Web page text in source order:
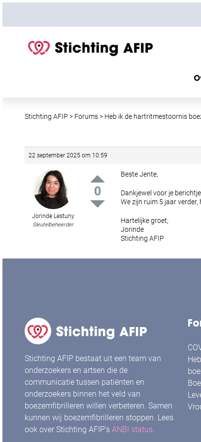
S
Stichting AFIP > Forums> Heb ik de hartritmestoornis
22 september 2025 om 10:59
Jorinde Lestuny
Sleutelbeheerder
0
Beste Jente,
Dankjewel voor je
We zijn ruim 5 jaar verder,
Hartelijke groet,
Jorinde
Stichting AFIP
Stichting AFIP bestaat uit een team van
onderzoekers en artsen die de
communicatie tussen patiënten en
onderzoekers binnen het veld van
boezemfibrilleren willen verbeteren. Samen
kunnen wij boezemfibrilleren stoppen. Lees
ook over Stichting AFIP's ANBI status.